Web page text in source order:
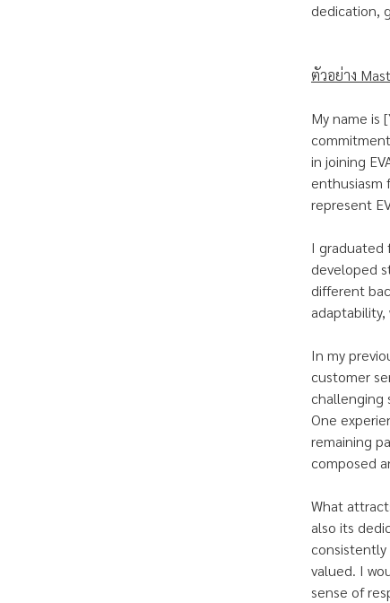
dedication,
ตัวอย่าง
My name is
in joining
enthusiasm
represent
I graduated
developed
different
In my
customer
challenging
One
remaining
composed
What
also its
consistently
valued. I
sense of